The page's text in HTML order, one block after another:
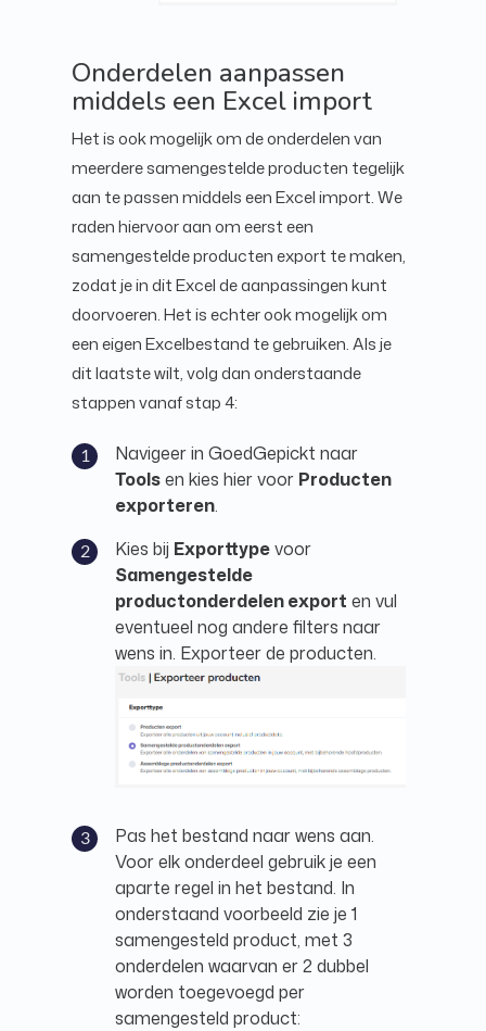
Onderdelen aanpassen
middels een Excel import
Het is ook mogelijk om de onderdelen van
meerdere samengestelde producten tegelijk
aan te passen middels een Excel import. We
raden hiervoor aan om eerst een
samengestelde producten export te maken,
zodat je in dit Excel de aanpassingen kunt
doorvoeren. Het is echter ook mogelijk om
een eigen Excelbestand te gebruiken. Als je
dit laatste wilt, volg dan onderstaande
stappen vanaf stap 4:
Navigeer in GoedGepickt naar
Toolsen kies hier voor Producten
exporteren.
Kies bij Exporttypevoor
Samengestelde
productonderdelen export en vul
eventueel nog andere filters naar
wens in. Exporteer de producten.
Pas het bestand naar wens aan.
Voor elk onderdeel gebruik je een
aparte regel in het bestand. In
onderstaand voorbeeld zie je 1
samengesteld product, met 3
onderdelen waarvan er 2 dubbel
worden toegevoegd per
samengesteld product: